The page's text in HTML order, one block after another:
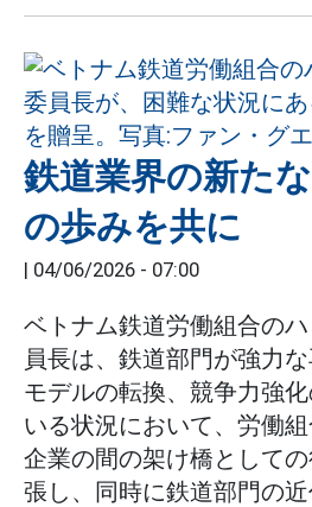
鉄道業界の新た
の歩みを共に
| 04/06/2026 - 07:00
ベトナム鉄道労働組合の
員長は、鉄道部門が強力
モデルの転換、競争力強
いる状況において、労働
企業の間の架け橋として
張し、同時に鉄道部門の